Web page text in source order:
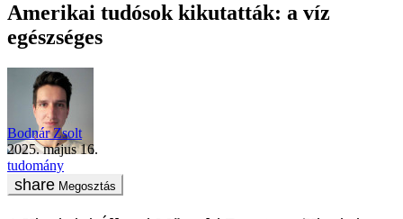
Amerikai tudósok kikutatták: a víz
egészséges
Bodnár Zsolt
2025. május 16.
tudomány
Megosztás